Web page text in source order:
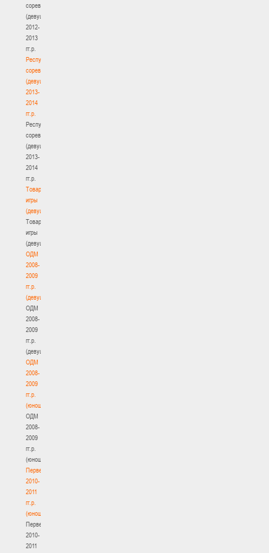
соревнования
(девушки)
2012-
2013
гг.р.
Республиканские
соревнования
(девушки)
2013-
2014
гг.р.
Республиканские
соревнования
(девушки)
2013-
2014
гг.р.
Товарищеские
игры
(девушки)
Товарищеские
игры
(девушки)
ОДМ
2008-
2009
гг.р.
(девушки)
ОДМ
2008-
2009
гг.р.
(девушки)
ОДМ
2008-
2009
гг.р.
(юноши)
ОДМ
2008-
2009
гг.р.
(юноши)
Первенство
2010-
2011
гг.р.
(юноши)
Первенство
2010-
2011